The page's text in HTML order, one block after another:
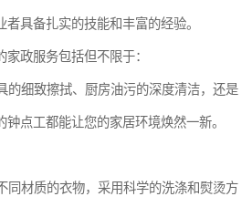
具备扎实的技能和丰富的经验。
政服务包括但不限于：
细致擦拭、厨房油污的深度清洁，还是
钟点工都能让您的家居环境焕然一新。
材质的衣物，采用科学的洗涤和熨烫方